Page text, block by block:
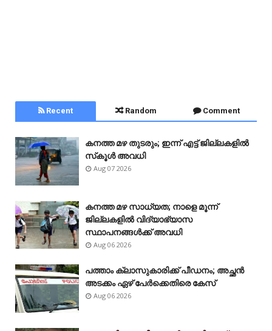
Recent Random Comment
കനത്ത മഴ തുടരും; ഇന്ന് എട്ട് ജില്ലകളിൽ
സ്‌കൂൾ അവധി
Aug 07 2026
കനത്ത മഴ സാധ്യത; നാളെ മൂന്ന്
ജില്ലകളിൽ വിദ്യാഭ്യാസ
സ്ഥാപനങ്ങൾക്ക് അവധി
Aug 06 2026
പത്താം ക്ലാസുകാരിക്ക് പീഡനം; അച്ഛൻ
അടക്കം ഏഴ് പേർക്കെതിരെ കേസ്
Aug 06 2026